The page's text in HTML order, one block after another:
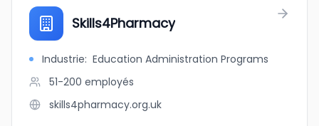
Skills4Pharmacy
Industrie: Education Administration Programs
51-200 employés
skills4pharmacy.org.uk